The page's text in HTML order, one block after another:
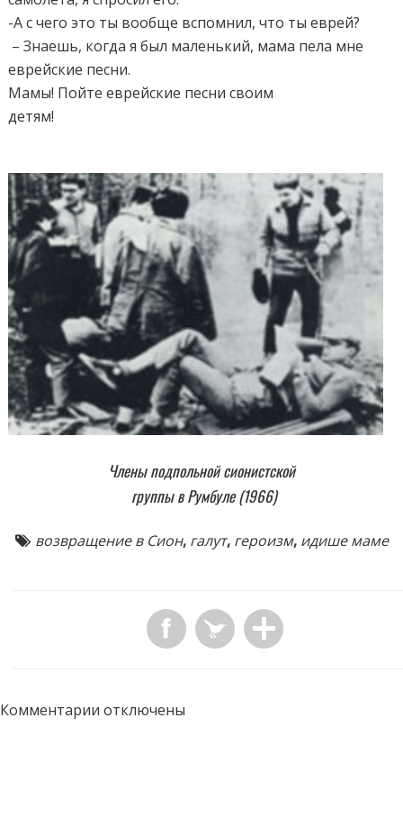
-А с чего это ты вообще вспомнил, что ты еврей?
– Знаешь, когда я был маленький, мама пела мне
еврейские песни.
Мамы! Пойте еврейские песни своим
детям!
Члены подпольной сионистской
группы в Румбуле (1966)
возвращение в Сион, галут, героизм, идише маме
Комментарии отключены